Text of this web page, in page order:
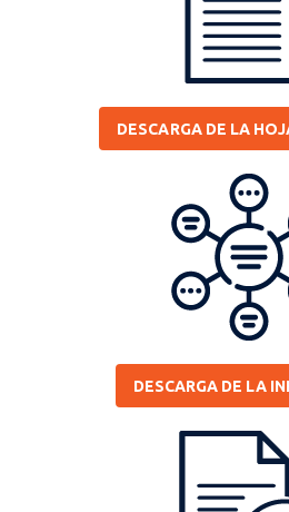
DESCARGA DE LA
DESCARGA DE LA